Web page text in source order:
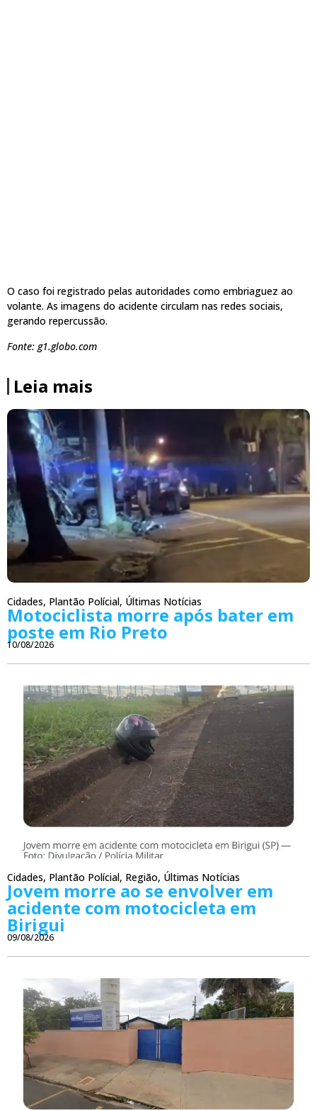
O caso foi registrado pelas autoridades como embriaguez ao
volante. As imagens do acidente circulam nas redes sociais,
gerando repercussão.
Fonte: g1.globo.com
Leia mais
Cidades, Plantão Polícial, Últimas Notícias
Motociclista morre após bater em
poste em Rio Preto
10/08/2026
Cidades, Plantão Polícial, Região, Últimas Notícias
Jovem morre ao se envolver em
acidente com motocicleta em
Birigui
09/08/2026